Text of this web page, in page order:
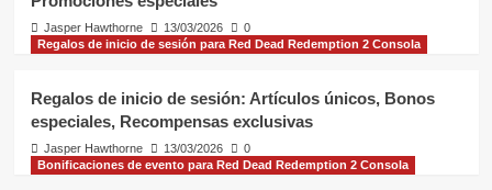
Bonificaciones de evento para Red Dead
Bonos de oro: Desafíos de eventos,
Redemption 2 Consola
Bonos RDO$: Eventos mensuales y
Jasper Hawthorne 13/03/2026
0
Regalos de inicio de sesión para Red Dead Redemption 2 Consola
Regalos de inicio de sesión: Artículos únicos, Bonos
especiales, Recompensas exclusivas
Jasper Hawthorne 13/03/2026
0
Bonificaciones de evento para Red Dead Redemption 2 Consola